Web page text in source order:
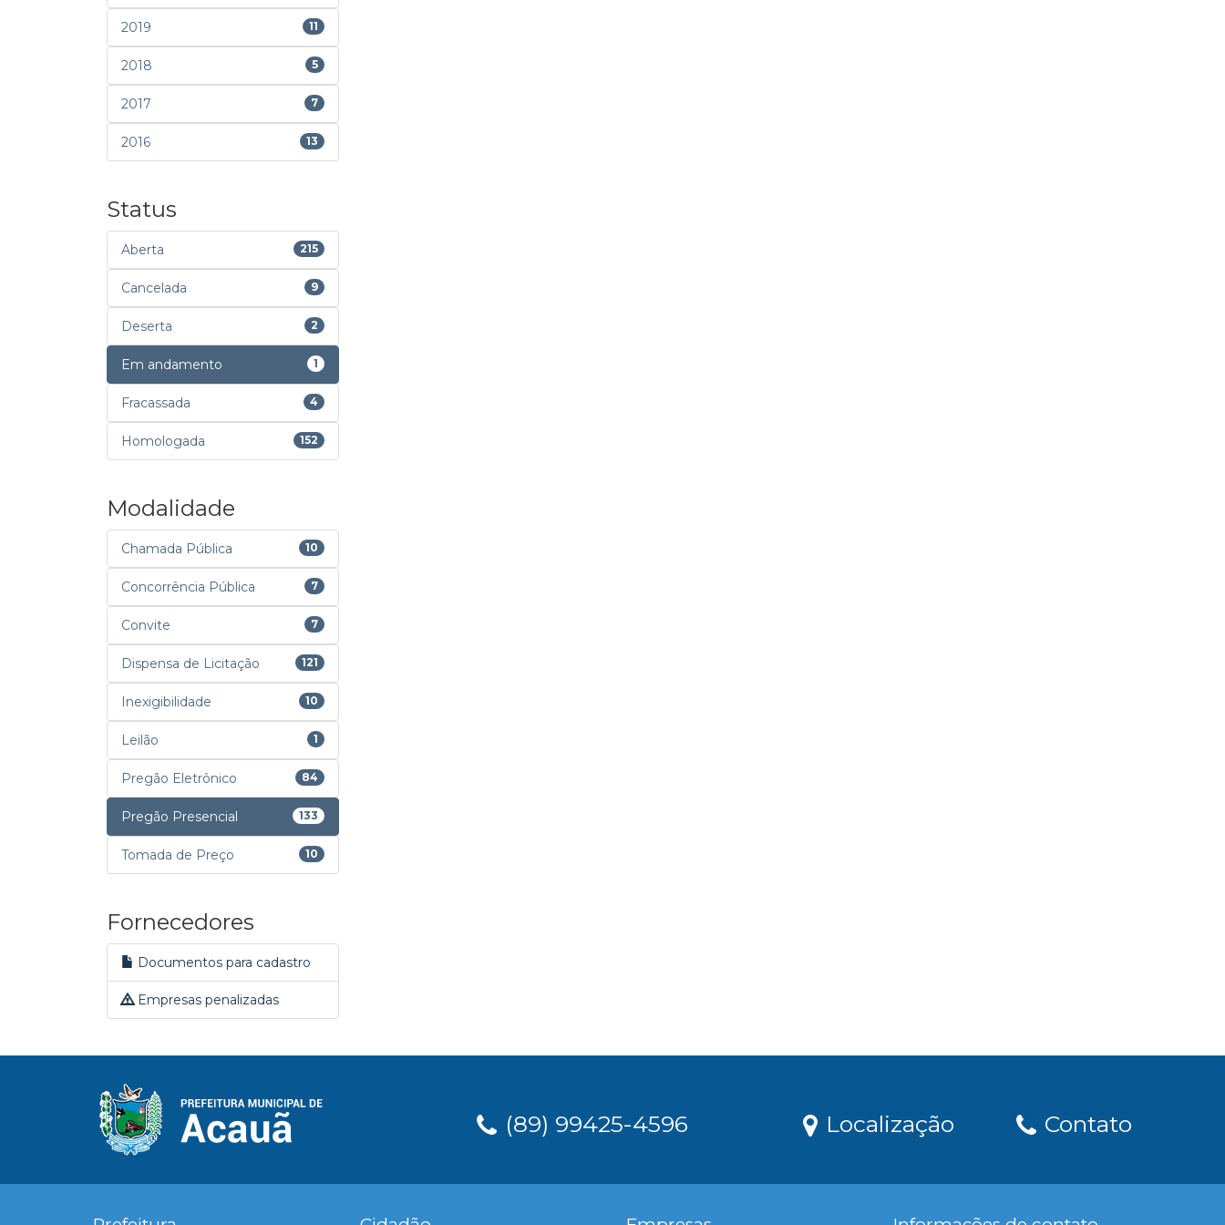
2019 11
2018 5
2017 7
2016 13
Status
Aberta 215
Cancelada 9
Deserta 2
Em andamento 1
Fracassada 4
Homologada 152
Modalidade
Chamada Pública 10
Concorrência Pública 7
Convite 7
Dispensa de Licitação 121
Inexigibilidade 10
Leilão 1
Pregão Eletrônico 84
Pregão Presencial 133
Tomada de Preço 10
Fornecedores
Documentos para cadastro
Empresas penalizadas
(89) 99425-4596 Localização Contato